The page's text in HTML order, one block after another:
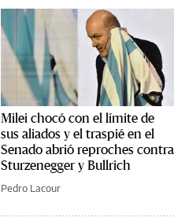
Milei chocó con el límite de
sus aliados y el traspié en el
Senado abrió reproches contra
Sturzenegger y Bullrich
Pedro Lacour